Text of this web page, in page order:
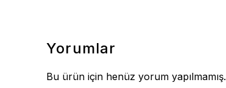
Yorumlar
Bu ürün için henüz yorum yapılmamış.